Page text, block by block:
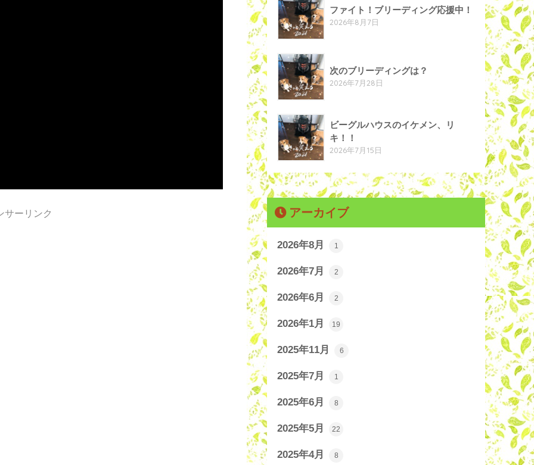
サーリンク
ファイト！ブリーディング応援中！
2026年8月7日
次のブリーディングは？
2026年7月28日
ビーグルハウスのイケメン、リ
キ！！
2026年7月15日
アーカイブ
2026年8月 1
2026年7月 2
2026年6月 2
2026年1月 19
2025年11月 6
2025年7月 1
2025年6月 8
2025年5月 22
2025年4月 8